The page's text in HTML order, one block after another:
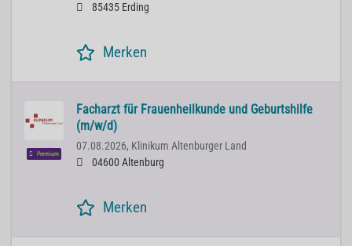
85435 Erding
Merken
Premium
Facharzt für Frauenheilkunde und Geburtshilfe
(m/w/d)
07.08.2026, Klinikum Altenburger Land
04600 Altenburg
Merken